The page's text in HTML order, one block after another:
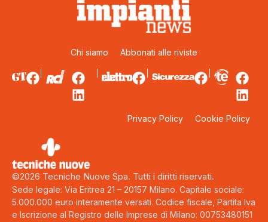
Chi siamo Abbonati alle riviste
Privacy Policy Cookie Policy
©2026 Tecniche Nuove Spa. Tutti i diritti riservati.
Sede legale: Via Eritrea 21 – 20157 Milano. Capitale sociale:
5.000.000 euro interamente versati. Codice fiscale, Partita Iva
e Iscrizione al Registro delle Imprese di Milano: 00753480151